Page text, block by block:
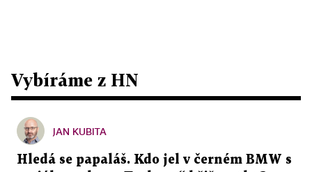
Vybíráme z HN
JAN KUBITA
Hledá se papaláš. Kdo jel v černém BMW s